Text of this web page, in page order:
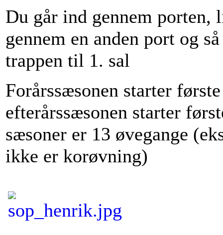
Du går ind gennem
gennem en anden port og
trappen til 1. sal
Forårssæsonen starter
efterårssæsonen starter
sæsoner er 13 øvegange
ikke er korøvning)